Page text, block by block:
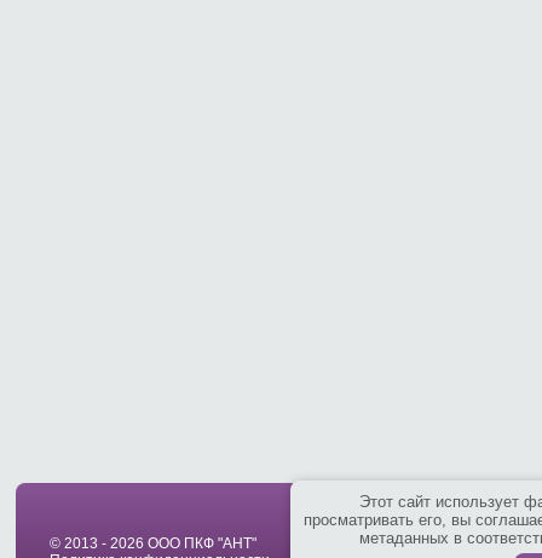
Этот сайт использует
просматривать его, вы
метаданных в
© 2013 - 2026 ООО ПКФ "АНТ"